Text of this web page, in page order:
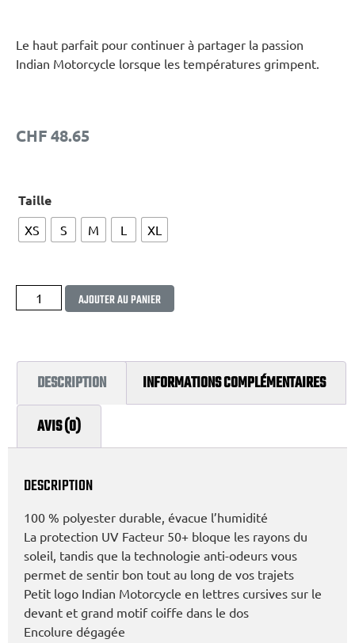
Le haut parfait pour continuer à partager la passion
Indian Motorcycle lorsque les températures grimpent.
CHF48.65
Taille
XS S M L XL
AJOUTER AU PANIER
DESCRIPTION INFORMATIONS COMPLÉMENTAIRES
AVIS (0)
DESCRIPTION
100 % polyester durable, évacue l’humidité
La protection UV Facteur 50+ bloque les rayons du
soleil, tandis que la technologie anti-odeurs vous
permet de sentir bon tout au long de vos trajets
Petit logo Indian Motorcycle en lettres cursives sur le
devant et grand motif coiffe dans le dos
Encolure dégagée